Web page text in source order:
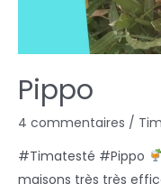
Pippo
4 commentaires /
#Timatesté #Pippo
maisons très très